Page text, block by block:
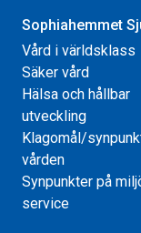
Sophiahemmet
Vård i världsklass
Säker vård
Hälsa och hållbar
utveckling
Klagomål/
vården
Synpunkter på
service